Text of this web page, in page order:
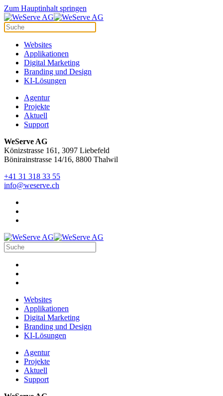
Cookie-Einstellungen
Zum Hauptinhalt springen
Websites
Applikationen
Digital Marketing
Branding und Design
KI-Lösungen
Agentur
Projekte
Aktuell
Support
WeServe AG
Könizstrasse 161, 3097 Liebefeld
Bönirainstrasse 14/16, 8800 Thalwil
+41 31 318 33 55
info@weserve.ch
Websites
Applikationen
Digital Marketing
Branding und Design
KI-Lösungen
Agentur
Projekte
Aktuell
Support